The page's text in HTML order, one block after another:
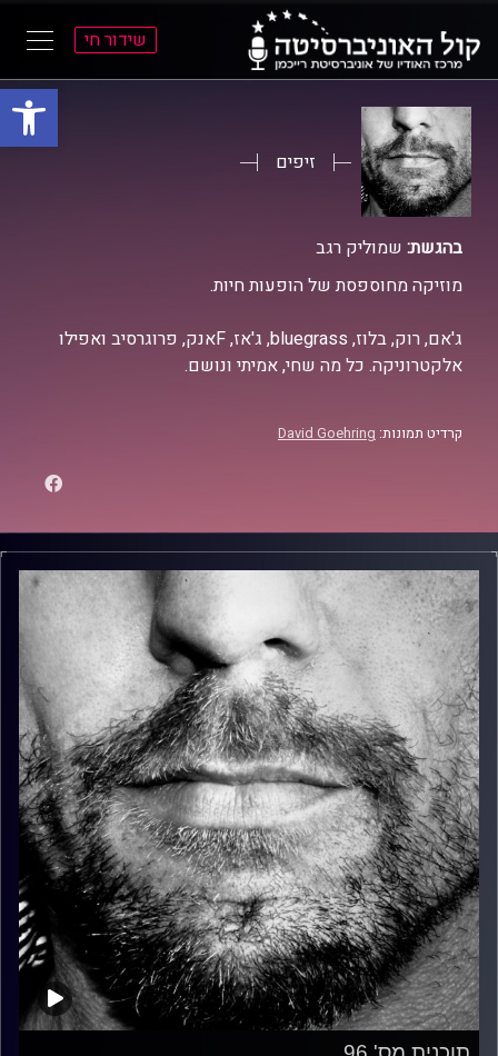
פתח
התפריט
הראשי
התוכן
הראשי
שידור חי
זיפים
בהגשת: שמוליק רגב
מוזיקה מחוספסת של הופעות חיות.
ג'אם, רוק, בלוז, bluegrass, ג'אז, Fאנק, פרוגרסיב ואפילו
אלקטרוניקה. כל מה שחי, אמיתי ונושם.
קרדיט תמונות: David Goehring